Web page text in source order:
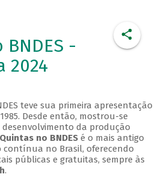
-
2024
teve sua primeira apresentação
Desde então, mostrou-se
da produção
Quintas no BNDESé o mais antigo
contínua no Brasil, oferecendo
públicas e gratuitas, sempre às
.